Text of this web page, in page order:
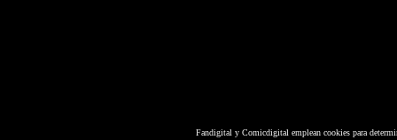
Fandigital y Comicdigital emplean cookies para